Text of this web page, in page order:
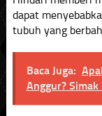
dapat
tubuh yang
Baca Juga:
Anggur? Simak